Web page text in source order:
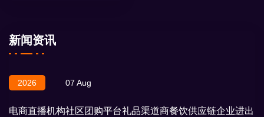
新闻资讯
2026 07 Aug
电商直播机构社区团购平台礼品渠道商餐饮供应链企业进出